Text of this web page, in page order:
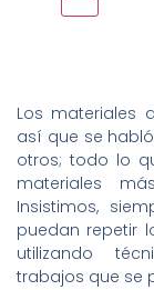
Los materiales
así que se
otros; todo lo
materiales
Insistimos,
puedan repetir
utilizando
trabajos que se